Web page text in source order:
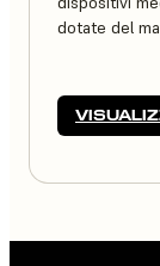
dotate del